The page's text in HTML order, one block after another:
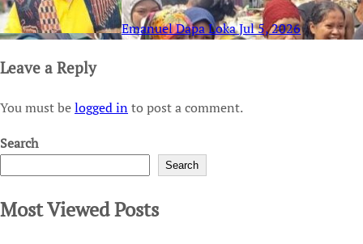
Emanuel Dapa LokaJul 5, 2026
Leave a Reply
You must belogged into post a comment.
Search
Search
Most Viewed Posts